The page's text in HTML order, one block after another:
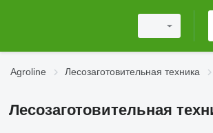
Agroline Лесозаготовительная техника
Лесозаготовительная